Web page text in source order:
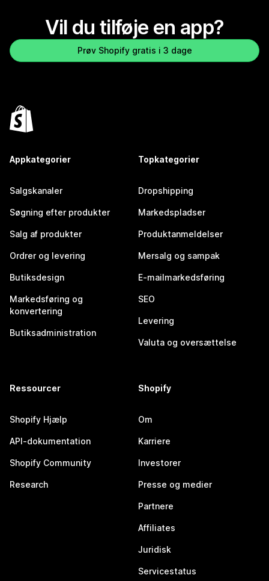
Vil du tilføje en app?
Prøv Shopify gratis i 3 dage
Appkategorier
Salgskanaler
Søgning efter produkter
Salg af produkter
Ordrer og levering
Butiksdesign
Markedsføring og
konvertering
Butiksadministration
Topkategorier
Dropshipping
Markedspladser
Produktanmeldelser
Mersalg og sampak
E-mailmarkedsføring
SEO
Levering
Valuta og oversættelse
Ressourcer
Shopify Hjælp
API-dokumentation
Shopify Community
Research
Shopify
Om
Karriere
Investorer
Presse og medier
Partnere
Affiliates
Juridisk
Servicestatus